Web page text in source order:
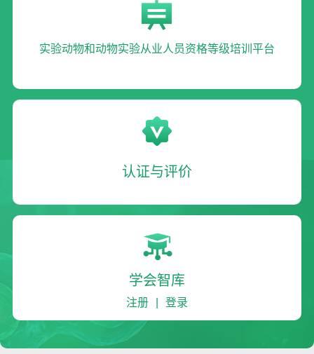
实验动物和动物实验从业人员资格等级培训平台
认证与评价
学会智库
注册 登录